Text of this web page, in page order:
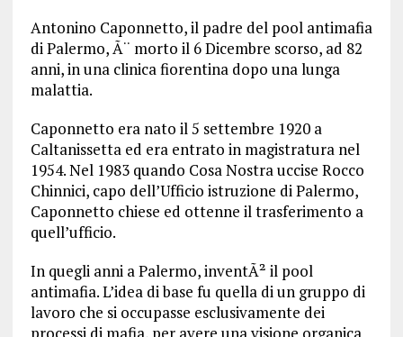
Antonino Caponnetto, il padre del pool antimafia
di Palermo, Ã¨ morto il 6 Dicembre scorso, ad 82
anni, in una clinica fiorentina dopo una lunga
malattia.
Caponnetto era nato il 5 settembre 1920 a
Caltanissetta ed era entrato in magistratura nel
1954. Nel 1983 quando Cosa Nostra uccise Rocco
Chinnici, capo dell’Ufficio istruzione di Palermo,
Caponnetto chiese ed ottenne il trasferimento a
quell’ufficio.
In quegli anni a Palermo, inventÃ² il pool
antimafia. L’idea di base fu quella di un gruppo di
lavoro che si occupasse esclusivamente dei